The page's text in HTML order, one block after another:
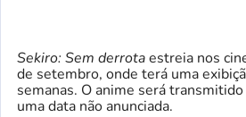
Sekiro: Sem derrotaestreia nos
de setembro, onde terá uma
semanas. O anime será
uma data não anunciada.